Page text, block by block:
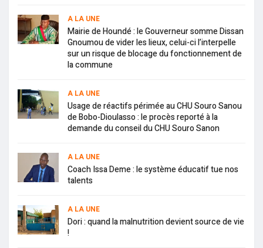
A LA UNE
Mairie de Houndé : le Gouverneur somme Dissan
Gnoumou de vider les lieux, celui-ci l’interpelle
sur un risque de blocage du fonctionnement de
la commune
A LA UNE
Usage de réactifs périmée au CHU Souro Sanou
de Bobo-Dioulasso : le procès reporté à la
demande du conseil du CHU Souro Sanon
A LA UNE
Coach Issa Deme : le système éducatif tue nos
talents
A LA UNE
Dori : quand la malnutrition devient source de vie
!